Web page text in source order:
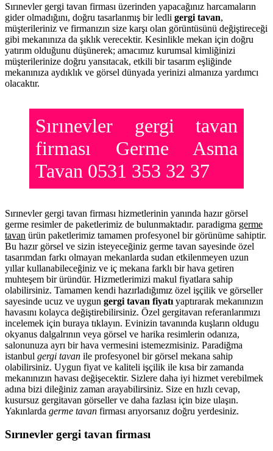
Sırınevler gergi tavan firması üzerinden yapacağınız harcamaların
gider olmadığını, doğru tasarlanmış bir ledli gergi tavan,
müşterileriniz ve firmanızın size karşı olan görüntüsünü değiştireceği
gibi mekanınıza da şıklık verecektir. Kesinlikle mekan için doğru
yatırım olduğunu düşünerek; amacımız kurumsal kimliğinizi
müşterilerinize doğru yansıtacak, etkili bir tasarım eşliğinde
mekanınıza aydıklık ve görsel dünyada yerinizi almanıza yardımcı
olacaktır.
Sırınevler gergi tavan
firması Germe Asma
Tavan 0531 353 32 37
Sırınevler gergi tavan firması hizmetlerinin yanında hazır görsel
germe resimler de paketlerimiz de bulunmaktadır. paradigma germe
tavan ürün paketlerimiz tamamen profesyonel bir görünüme sahiptir.
Bu hazır görsel ve sizin isteyeceğiniz germe tavan sayesinde özel
tasarımdan farkı olmayan mekanlarda sudan etkilenmeyen uzun
yıllar kullanabileceğiniz ve iç mekana farklı bir hava getiren
muhteşem bir üründür. Hizmetlerimizi makul fiyatlara sahip
olabilirsiniz. Tamamen kendi hazırladığımız özel işçilik ve görseller
sayesinde ucuz ve uygun gergi tavan fiyatı yaptırarak mekanınızın
havasını kolayca değiştirebilirsiniz. Özel gergitavan referanlarımızı
incelemek için buraya tıklayın. Evinizin tavanında kuşların oldugu
okyanus dalgalrının veya görsel ve harika resimlerin odanıza,
salonunuza ayrı bir hava vermesini istemezmisiniz. Paradiğma
istanbul gergi tavan ile profesyonel bir görsel mekana sahip
olabilirsiniz. Uygun fiyat ve kaliteli işçilik ile kısa bir zamanda
mekanınızın havası değişecektir. Sizlere daha iyi hizmet verebilmek
adına bizi dileğiniz zaman arayabilirsiniz. Size en hızlı cevap,
kusursuz gergitavan görseller ve daha fazlası için bize ulaşın.
Yakınlarda germe tavan firması arıyorsanız doğru yerdesiniz.
Sırınevler gergi tavan firması